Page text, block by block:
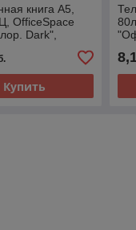
книга А5,
OfficeSpace
Dark",
Тк80т_55496
Купить